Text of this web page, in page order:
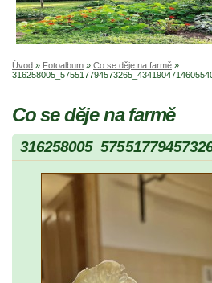
Úvod » Fotoalbum » Co se děje na farmě »
Co se děje na farmě